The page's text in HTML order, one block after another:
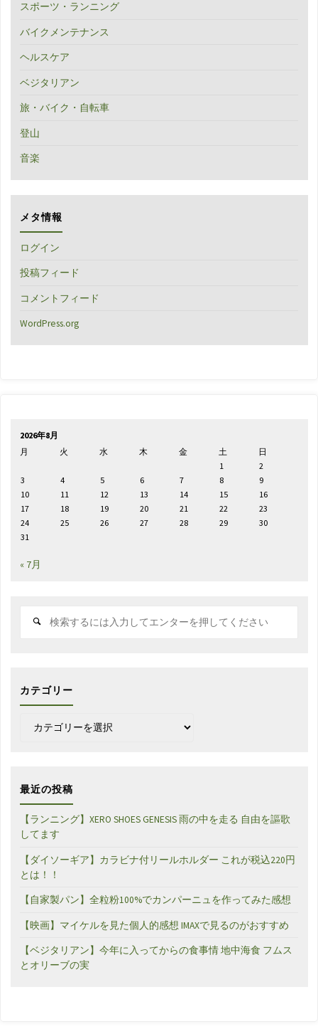
スポーツ・ランニング
バイクメンテナンス
ヘルスケア
ベジタリアン
旅・バイク・自転車
登山
音楽
メタ情報
ログイン
投稿フィード
コメントフィード
WordPress.org
2026年8月
月
火 水 木 金 土
日
1
2
3
4 5 6 7 8
9
10
11 12 13 14 15
16
17
18 19 20 21 22
23
24
25 26 27 28 29
30
31
« 7月
カテゴリー
最近の投稿
【ランニング】XERO SHOES GENESIS 雨の中を走る 自由を謳歌
してます
【ダイソーギア】カラビナ付リールホルダー これが税込220円
とは！！
【自家製パン】全粒粉100%でカンパーニュを作ってみた感想
【映画】マイケルを見た個人的感想 IMAXで見るのがおすすめ
【ベジタリアン】今年に入ってからの食事情 地中海食 フムス
とオリーブの実